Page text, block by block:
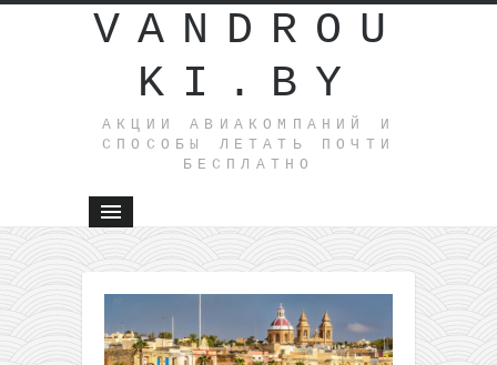
VANDROU
KI.BY
АКЦИИ АВИАКОМПАНИЙ И
СПОСОБЫ ЛЕТАТЬ ПОЧТИ
БЕСПЛАТНО
Ecolines:
поездки